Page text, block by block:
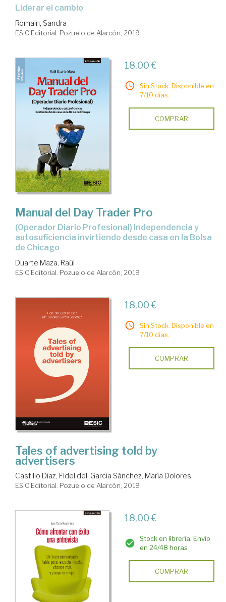
liderar el cambio
Romain, Sandra
ESIC Editorial. Pozuelo de Alarcón, 2019
18,00 €
Sin Stock. Disponible en
7/10 días.
COMPRAR
Manual del Day Trader Pro
(Operador Diario Profesional) Independencia y
autosuficiencia invirtiendo desde casa en la Bolsa
de Chicago
Duarte Maza, Raúl
ESIC Editorial. Pozuelo de Alarcón, 2019
18,00 €
Sin Stock. Disponible en
7/10 días.
COMPRAR
Tales of advertising told by
advertisers
Castillo Díaz, Fidel del; García Sánchez, María Dolores
ESIC Editorial. Pozuelo de Alarcón, 2019
18,00 €
Stock en librería. Envío
en 24/48 horas
COMPRAR